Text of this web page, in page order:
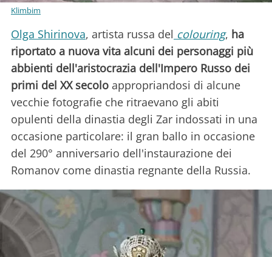
Klimbim
Olga Shirinova, artista russa del colouring, ha
riportato a nuova vita alcuni dei personaggi più
abbienti dell'aristocrazia dell'Impero Russo dei
primi del XX secolo appropriandosi di alcune
vecchie fotografie che ritraevano gli abiti
opulenti della dinastia degli Zar indossati in una
occasione particolare: il gran ballo in occasione
del 290° anniversario dell'instaurazione dei
Romanov come dinastia regnante della Russia.